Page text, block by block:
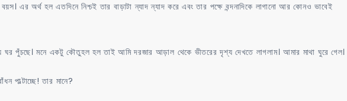
বয়স। এর অর্থ হল এতদিনে নিশ্চই তার বাড়াটা ন্যাদ ন্যাদ করে এবং তার পক্ষে বন্দনাদিকে লাগানো আর কোনও ভাবেই
ঘর পুঁচছে। মনে একটু কৌতুহল হল তাই আমি দরজার আড়াল থেকে ভীতরের দৃশ্য দেখতে লাগলাম। আমার মাথা ঘুরে গেল।
পাল্টাচ্ছে! তার মানে?